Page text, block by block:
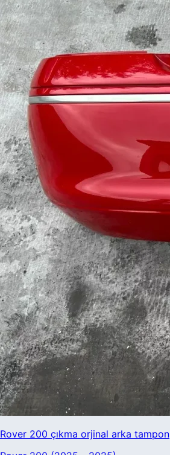
Saab
Seat
Skoda
Smart
SsangYong
Subaru
Suzuki
Tata
Tesla
Tofaş
TOGG
Toyota
Volkswagen
Volta
Volvo
Rover 200 çıkma orjinal arka tampon